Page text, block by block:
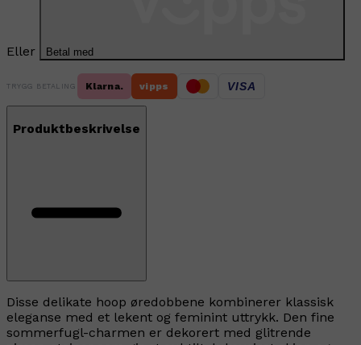
Eller Betal med
TRYGG BETALING Klarna. vipps VISA
Produktbeskrivelse
Disse delikate hoop øredobbene kombinerer klassisk
eleganse med et lekent og feminint uttrykk. Den fine
sommerfugl-charmen er dekorert med glitrende